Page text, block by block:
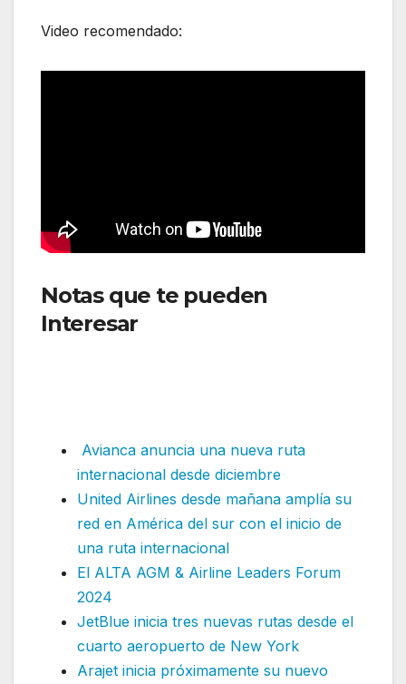
Video recomendado:
Notas que te pueden
Interesar
Avianca anuncia una nueva ruta
internacional desde diciembre
United Airlines desde mañana amplía su
red en América del sur con el inicio de
una ruta internacional
El ALTA AGM & Airline Leaders Forum
2024
JetBlue inicia tres nuevas rutas desde el
cuarto aeropuerto de New York
Arajet inicia próximamente su nuevo